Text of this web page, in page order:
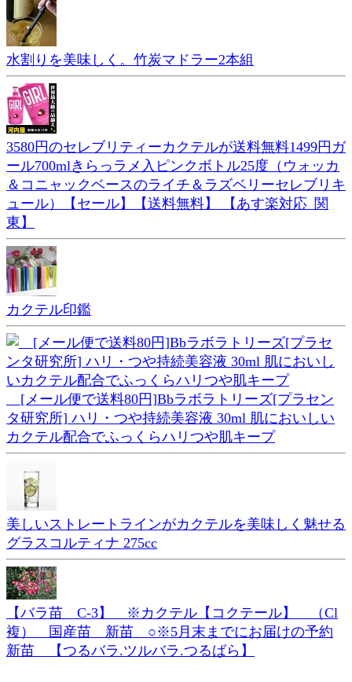
水割りを美味しく。竹炭マドラー2本組
3580円のセレブリティーカクテルが送料無料1499円ガ
ール700mlきらっラメ入ピンクボトル25度（ウォッカ
＆コニャックベースのライチ＆ラズベリーセレブリキ
ュール）【セール】【送料無料】 【あす楽対応_関
東】
カクテル印鑑
[メール便で送料80円]Bbラボラトリーズ[プラセン
タ研究所] ハリ・つや持続美容液 30ml 肌においしい
カクテル配合でふっくらハリつや肌キープ
美しいストレートラインがカクテルを美味しく魅せる
グラスコルティナ 275cc
【バラ苗 C-3】 ※カクテル【コクテール】 （Cl
複） 国産苗 新苗 ○※5月末までにお届けの予約
新苗 【つるバラ.ツルバラ.つるばら】